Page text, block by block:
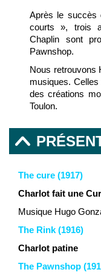
Après le succès
courts », trois
Chaplin sont
Pawnshop.
Nous retrouvons
musiques.
des créations
Toulon.
The cure (1917)
Charlot fait une
Musique Hugo
The Rink (1916)
Charlot patine
The Pawnshop